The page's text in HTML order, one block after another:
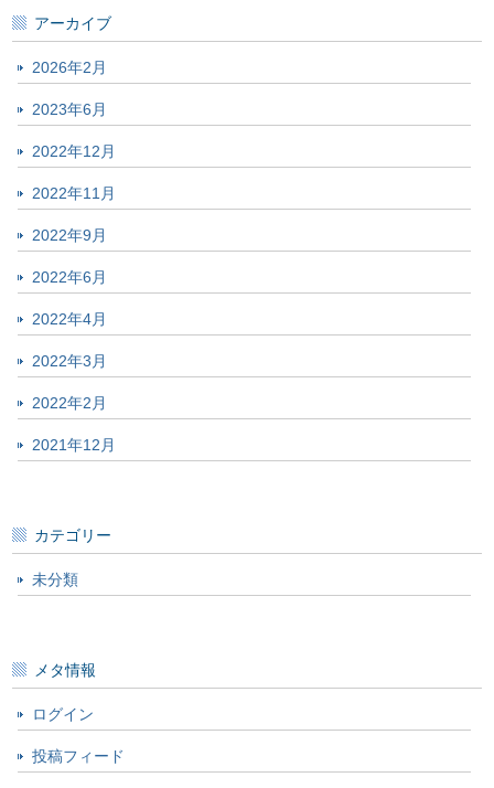
アーカイブ
2026年2月
2023年6月
2022年12月
2022年11月
2022年9月
2022年6月
2022年4月
2022年3月
2022年2月
2021年12月
カテゴリー
未分類
メタ情報
ログイン
投稿フィード